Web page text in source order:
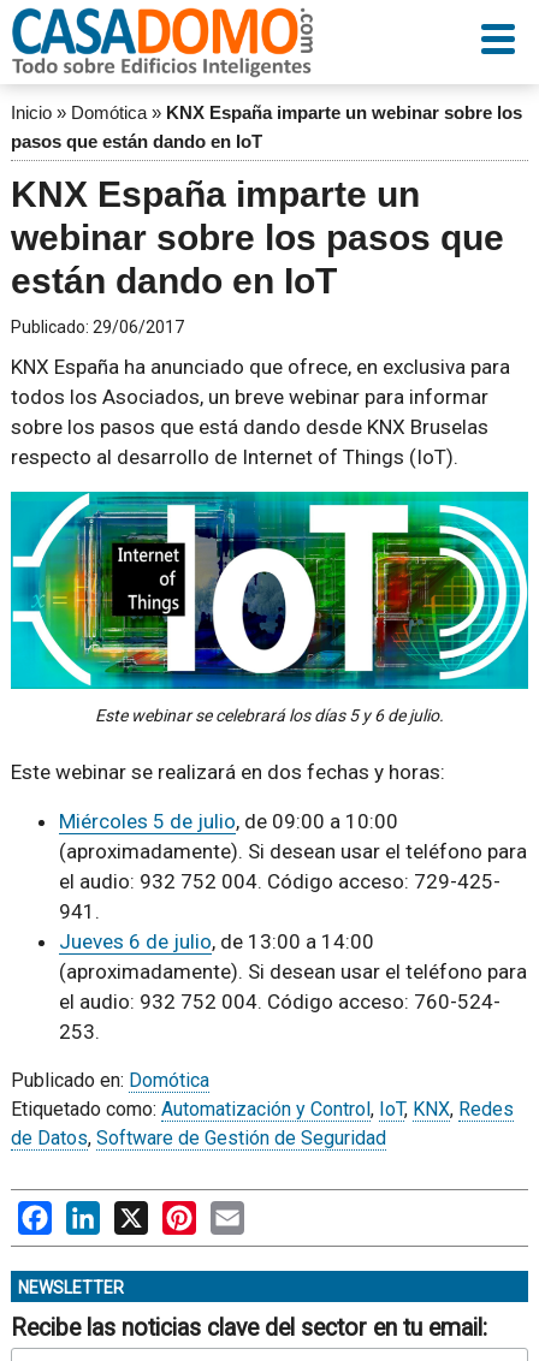
Inicio» Domótica» KNX España imparte un webinar sobre los
pasos que están dando en IoT
KNX España imparte un
webinar sobre los pasos que
están dando en IoT
Publicado: 29/06/2017
KNX España ha anunciado que ofrece, en exclusiva para
todos los Asociados, un breve webinar para informar
sobre los pasos que está dando desde KNX Bruselas
respecto al desarrollo de Internet of Things (IoT).
Este webinar se celebrará los días 5 y 6 de julio.
Este webinar se realizará en dos fechas y horas:
Miércoles 5 de julio, de 09:00 a 10:00
(aproximadamente). Si desean usar el teléfono para
el audio: 932 752 004. Código acceso: 729-425-
941.
Jueves 6 de julio, de 13:00 a 14:00
(aproximadamente). Si desean usar el teléfono para
el audio: 932 752 004. Código acceso: 760-524-
253.
Publicado en: Domótica
Etiquetado como: Automatización y Control, IoT, KNX, Redes
de Datos, Software de Gestión de Seguridad
FacebookLinkedIn
X PinterestEmail
NEWSLETTER
Recibe las noticias clave del sector en tu email: